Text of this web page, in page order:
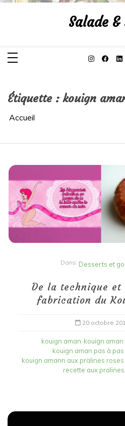
Aller
Salade &
Étiquette :kouign
Accueil
Dans Desserts et
De la technique et
fabrication du
20 octobre
kouign aman kouign
kouign aman pas à pas
kouign amann aux pralines roses
recette aux